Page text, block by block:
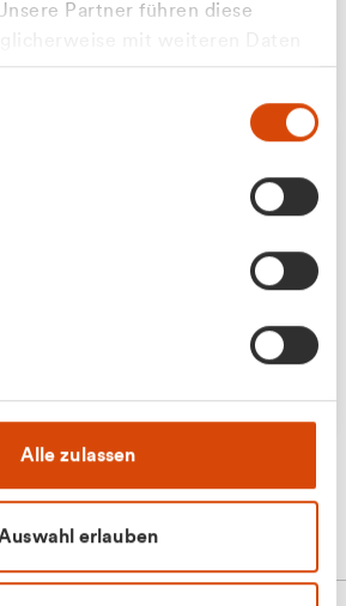
Partner führen diese
ihnen bereitgestellt haben oder
Alle zulassen
erlauben
Apilash Balanesan